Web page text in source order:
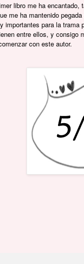
libro me ha
me ha mantenido
importantes para la
entre ellos, y
con este autor.